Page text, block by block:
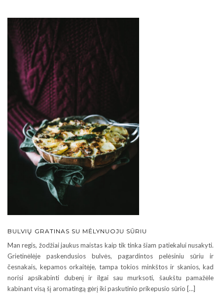
BULVIŲ GRATINAS SU MĖLYNUOJU SŪRIU
Man regis, žodžiai jaukus maistas kaip tik tinka šiam patiekalui nusakyti.
Grietinėlėje paskendusios bulvės, pagardintos pelėsiniu sūriu ir
česnakais, kepamos orkaitėje, tampa tokios minkštos ir skanios, kad
norisi apsikabinti dubenį ir ilgai sau murksoti, šaukštu pamažėle
kabinant visą šį aromatingą gėrį iki paskutinio prikepusio sūrio […]